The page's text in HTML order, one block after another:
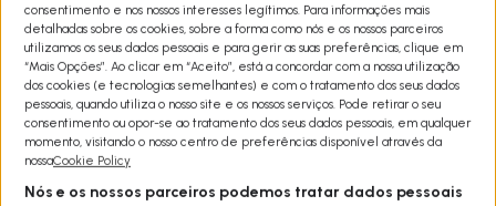
SEMANA DO ESPAÇO 2023
consentimento e nos nossos interesses legítimos. Para informações mais
detalhadas sobre os cookies, sobre a forma como nós e os nossos parceiros
utilizamos os seus dados pessoais e para gerir as suas preferências, clique em
“Mais Opções”. Ao clicar em “Aceito”, está a concordar com a nossa utilização
dos cookies (e tecnologias semelhantes) e com o tratamento dos seus dados
pessoais, quando utiliza o nosso site e os nossos serviços. Pode retirar o seu
consentimento ou opor-se ao tratamento dos seus dados pessoais, em qualquer
momento, visitando o nosso centro de preferências disponível através da
nossaCookie Policy
Nós e os nossos parceiros podemos tratar dados pessoais